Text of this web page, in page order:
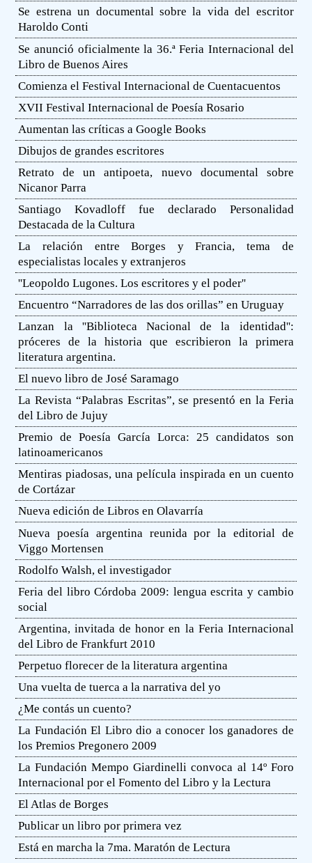
Se estrena un documental sobre la vida del escritor
Haroldo Conti
Se anunció oficialmente la 36.ª Feria Internacional del
Libro de Buenos Aires
Comienza el Festival Internacional de Cuentacuentos
XVII Festival Internacional de Poesía Rosario
Aumentan las críticas a Google Books
Dibujos de grandes escritores
Retrato de un antipoeta, nuevo documental sobre
Nicanor Parra
Santiago Kovadloff fue declarado Personalidad
Destacada de la Cultura
La relación entre Borges y Francia, tema de
especialistas locales y extranjeros
''Leopoldo Lugones. Los escritores y el poder''
Encuentro “Narradores de las dos orillas” en Uruguay
Lanzan la ''Biblioteca Nacional de la identidad'':
próceres de la historia que escribieron la primera
literatura argentina.
El nuevo libro de José Saramago
La Revista “Palabras Escritas”, se presentó en la Feria
del Libro de Jujuy
Premio de Poesía García Lorca: 25 candidatos son
latinoamericanos
Mentiras piadosas, una película inspirada en un cuento
de Cortázar
Nueva edición de Libros en Olavarría
Nueva poesía argentina reunida por la editorial de
Viggo Mortensen
Rodolfo Walsh, el investigador
Feria del libro Córdoba 2009: lengua escrita y cambio
social
Argentina, invitada de honor en la Feria Internacional
del Libro de Frankfurt 2010
Perpetuo florecer de la literatura argentina
Una vuelta de tuerca a la narrativa del yo
¿Me contás un cuento?
La Fundación El Libro dio a conocer los ganadores de
los Premios Pregonero 2009
La Fundación Mempo Giardinelli convoca al 14º Foro
Internacional por el Fomento del Libro y la Lectura
El Atlas de Borges
Publicar un libro por primera vez
Está en marcha la 7ma. Maratón de Lectura